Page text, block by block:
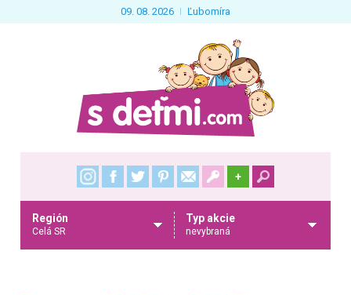
09. 08. 2026 Ľubomíra
+
Región
Celá SR
Typ akcie
nevybraná